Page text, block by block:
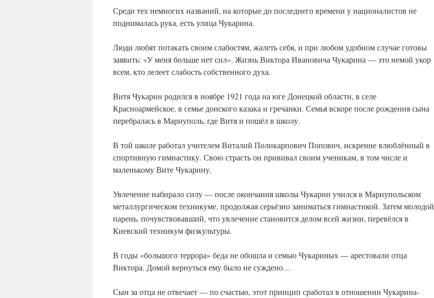
Среди тех немногих названий, на которые до последнего времени у националистов не
поднималась рука, есть улица Чукарина.
Люди любят потакать своим слабостям, жалеть себя, и при любом удобном случае готовы
заявить: «У меня больше нет сил». Жизнь Виктора Ивановича Чукарина — это немой укор
всем, кто лелеет слабость собственного духа.
Витя Чукарин родился в ноябре 1921 года на юге Донецкой области, в селе
Красноармейское, в семье донского казака и гречанки. Семья вскоре после рождения сына
перебралась в Мариуполь, где Витя и пошёл в школу.
В той школе работал учителем Виталий Поликарпович Попович, искренне влюблённый в
спортивную гимнастику. Свою страсть он прививал своим ученикам, в том числе и
маленькому Вите Чукарину.
Увлечение набирало силу — после окончания школы Чукарин учился в Мариупольском
металлургическом техникуме, продолжая серьёзно заниматься гимнастикой. Затем молодой
парень, почувствовавший, что увлечение становится делом всей жизни, перевёлся в
Киевский техникум физкультуры.
В годы «большого террора» беда не обошла и семью Чукариных — арестовали отца
Виктора. Домой вернуться ему было не суждено…
Сын за отца не отвечает — по счастью, этот принцип сработал в отношении Чукарина-